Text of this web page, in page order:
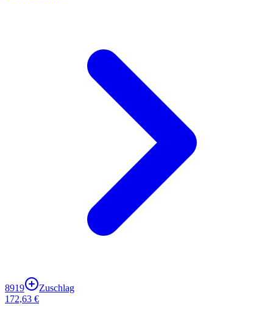
8919
Zuschlag
172,63 €